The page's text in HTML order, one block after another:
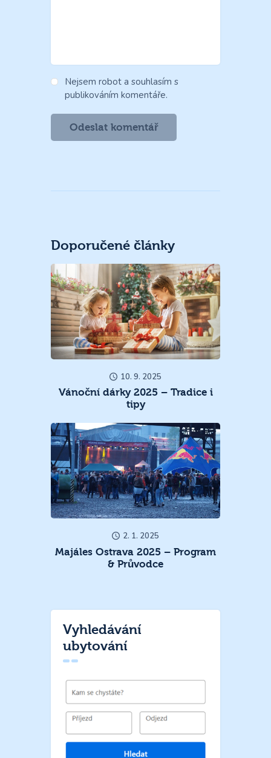
Nejsem robot a souhlasím s
publikováním komentáře.
Doporučené články
10. 9. 2025
Vánoční dárky 2025 – Tradice i
tipy
2. 1. 2025
Majáles Ostrava 2025 – Program
& Průvodce
Vyhledávání
ubytování